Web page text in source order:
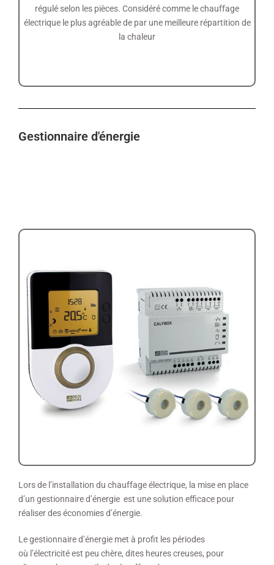
régulé selon les pièces. Considéré comme le chauffage
électrique le plus agréable de par une meilleure répartition de
la chaleur
Gestionnaire d'énergie
Lors de l’installation du chauffage électrique, la mise en place
d’un gestionnaire d’énergie est une solution efficace pour
réaliser des économies d’énergie.
Le gestionnaire d’énergie met à profit les périodes
où l’électricité est peu chère, dites heures creuses, pour